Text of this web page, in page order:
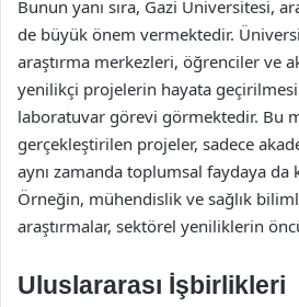
Bunun yanı sıra, Gazi Üniversitesi,
de büyük önem vermektedir.
araştırma merkezleri, öğrenciler ve
yenilikçi projelerin hayata geçirilmesi
laboratuvar görevi görmektedir. Bu
gerçekleştirilen projeler, sadece
aynı zamanda toplumsal faydaya da
Örneğin, mühendislik ve sağlık
araştırmalar, sektörel yeniliklerin
Uluslararası İşbirlikleri